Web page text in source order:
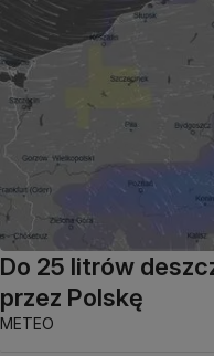
Do 25 litrów
przez Polskę
METEO